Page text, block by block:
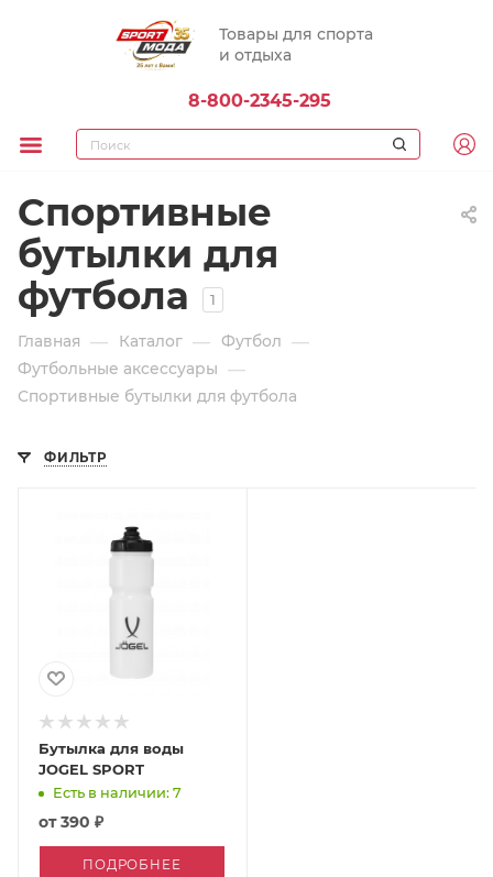
Товары для спорта
и отдыха
8-800-2345-295
Спортивные
бутылки для
футбола
1
Главная — Каталог — Футбол —
Футбольные аксессуары —
Спортивные бутылки для футбола
ФИЛЬТР
Бутылка для воды
JOGEL SPORT
Есть в наличии: 7
от390 ₽
ПОДРОБНЕЕ